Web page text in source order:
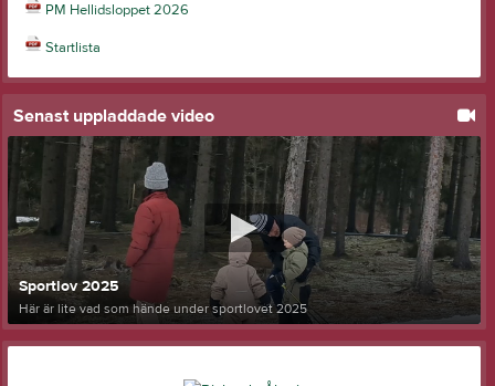
PM Hellidsloppet 2026
Startlista
Senast uppladdade video
Sportlov 2025
Här är lite vad som hände under sportlovet 2025